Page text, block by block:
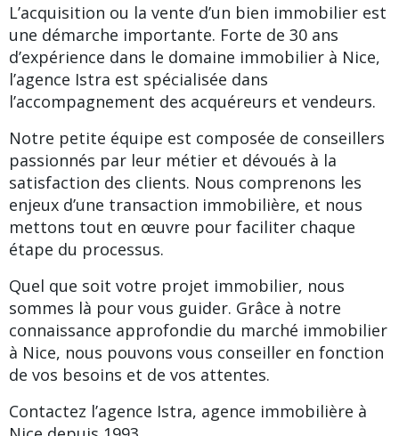
L’acquisition ou la vente d’un bien immobilier est
une démarche importante. Forte de 30 ans
d’expérience dans le domaine immobilier à Nice,
l’agence Istra est spécialisée dans
l’accompagnement des acquéreurs et vendeurs.
Notre petite équipe est composée de conseillers
passionnés par leur métier et dévoués à la
satisfaction des clients. Nous comprenons les
enjeux d’une transaction immobilière, et nous
mettons tout en œuvre pour faciliter chaque
étape du processus.
Quel que soit votre projet immobilier, nous
sommes là pour vous guider. Grâce à notre
connaissance approfondie du marché immobilier
à Nice, nous pouvons vous conseiller en fonction
de vos besoins et de vos attentes.
Contactez l’agence Istra, agence immobilière à